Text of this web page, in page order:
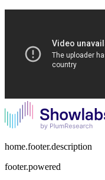
home.footer.description
footer.powered